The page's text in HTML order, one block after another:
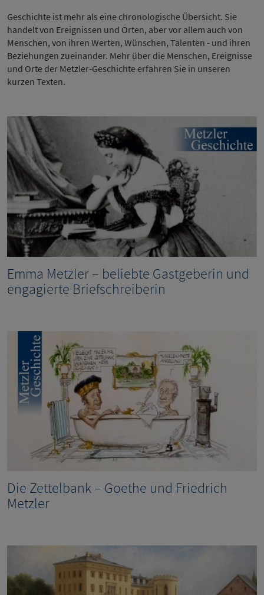
Geschichte ist mehr als eine chronologische Übersicht. Sie
handelt von Ereignissen und Orten, aber vor allem auch von
Menschen, von ihren Werten, Wünschen, Talenten - und ihren
Beziehungen zueinander. Mehr über die Menschen, Ereignisse
und Orte der Metzler-Geschichte erfahren Sie in unseren
kurzen Texten.
Emma Metzler – beliebte Gastgeberin und
engagierte Briefschreiberin
Die Zettelbank – Goethe und Friedrich
Metzler